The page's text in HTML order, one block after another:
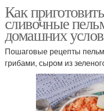
Как
сливочные
домашних
Пошаговые рецепты
грибами, сыром из